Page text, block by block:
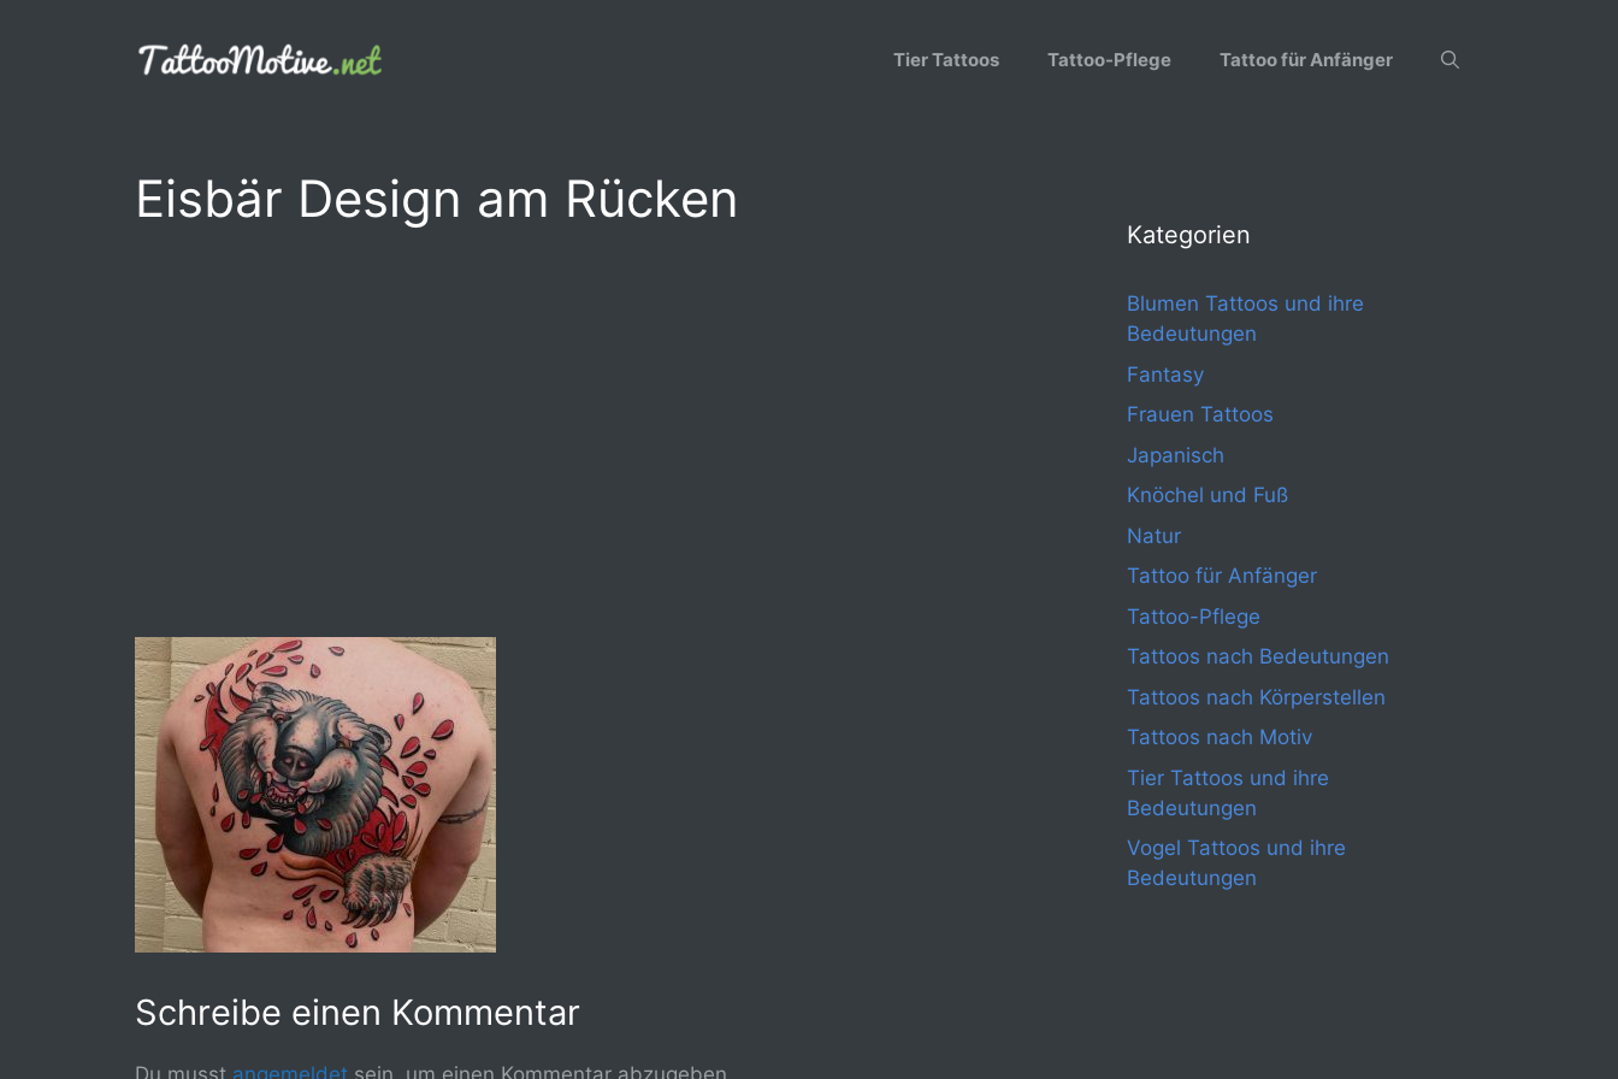
Tier Tattoos Tattoo-Pflege Tattoo für Anfänger
Eisbär Design am Rücken
Schreibe einen Kommentar
Du musst angemeldet sein, um einen Kommentar abzugeben.
Kategorien
Blumen Tattoos und ihre
Bedeutungen
Fantasy
Frauen Tattoos
Japanisch
Knöchel und Fuß
Natur
Tattoo für Anfänger
Tattoo-Pflege
Tattoos nach Bedeutungen
Tattoos nach Körperstellen
Tattoos nach Motiv
Tier Tattoos und ihre
Bedeutungen
Vogel Tattoos und ihre
Bedeutungen